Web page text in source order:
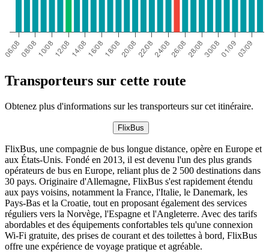
Transporteurs sur cette route
Obtenez plus d'informations sur les transporteurs sur cet itinéraire.
FlixBus
FlixBus, une compagnie de bus longue distance, opère en Europe et
aux États-Unis. Fondé en 2013, il est devenu l'un des plus grands
opérateurs de bus en Europe, reliant plus de 2 500 destinations dans
30 pays. Originaire d'Allemagne, FlixBus s'est rapidement étendu
aux pays voisins, notamment la France, l'Italie, le Danemark, les
Pays-Bas et la Croatie, tout en proposant également des services
réguliers vers la Norvège, l'Espagne et l'Angleterre. Avec des tarifs
abordables et des équipements confortables tels qu'une connexion
Wi-Fi gratuite, des prises de courant et des toilettes à bord, FlixBus
offre une expérience de voyage pratique et agréable.